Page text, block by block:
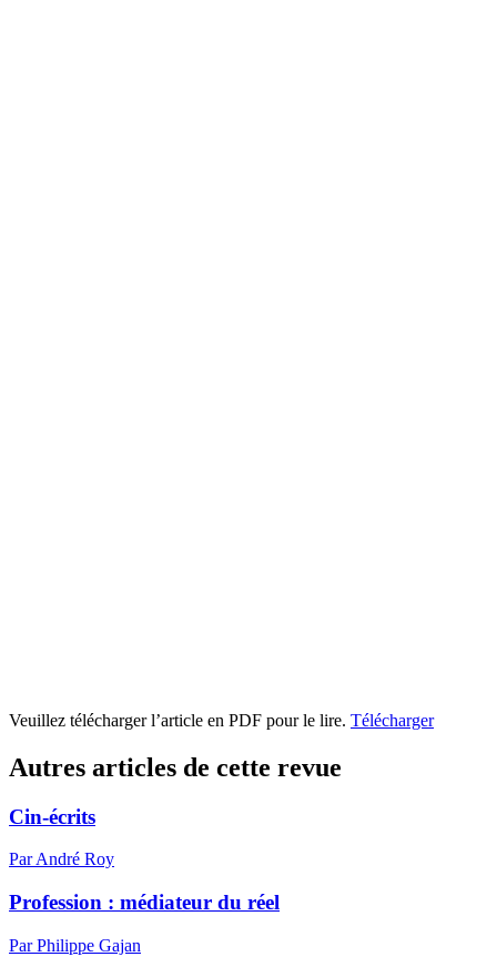
Veuillez télécharger l’article en PDF pour le lire. Télécharger
Autres articles de cette revue
Cin-écrits
Par André Roy
Profession : médiateur du réel
Par Philippe Gajan